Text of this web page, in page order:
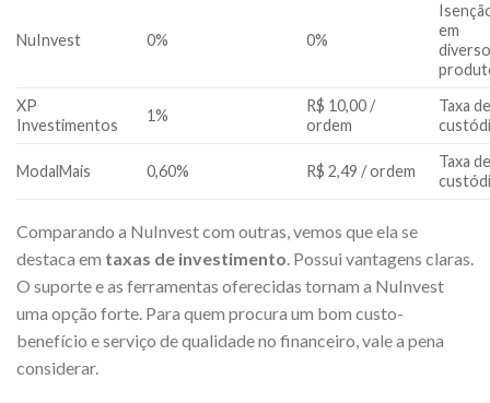
NuInvest 0% 0%
em
XP
Investimentos
1%
R$ 10,00 /
ordem
Taxa
ModalMais 0,60% R$ 2,49 / ordem
Taxa
Comparando a NuInvest com outras, vemos que ela se
destaca em taxas de investimento. Possui vantagens claras.
O suporte e as ferramentas oferecidas tornam a NuInvest
uma opção forte. Para quem procura um bom custo-
benefício e serviço de qualidade no financeiro, vale a pena
considerar.